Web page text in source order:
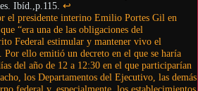
Ibíd.,p.115. ↩︎
el presidente interino Emilio Portes Gil en
“era una de las obligaciones del
Federal estimular y mantener vivo el
Por ello emitió un decreto en el que se haría
del año de 12 a 12:30 en el que participarían
los Departamentos del Ejecutivo, las demás